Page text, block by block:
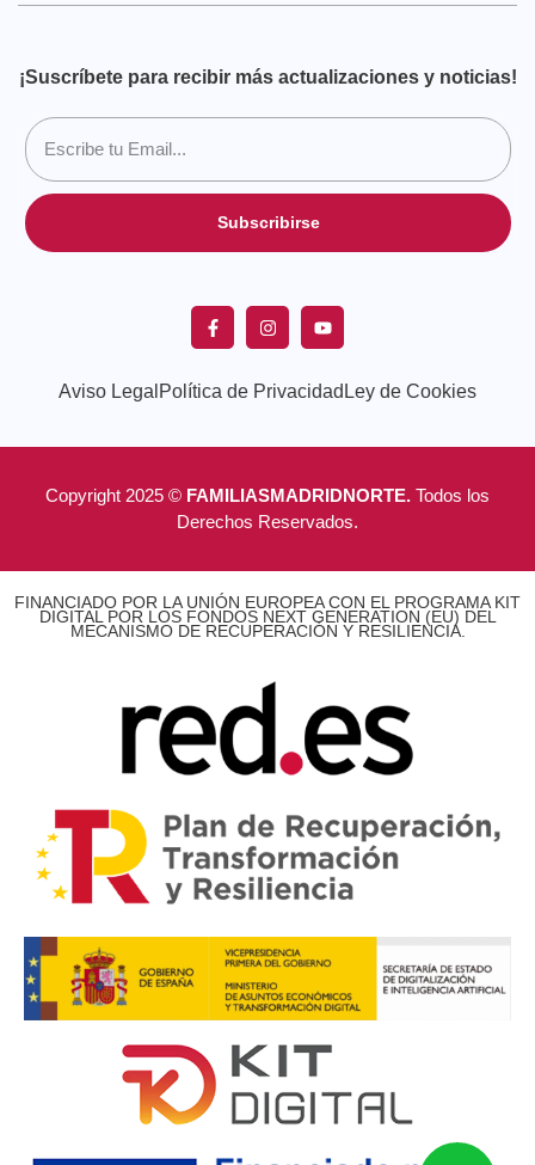
¡Suscríbete para recibir más actualizaciones y noticias!
Subscribirse
Aviso Legal Política de Privacidad Ley de Cookies
Copyright 2025 © FAMILIASMADRIDNORTE. Todos los
Derechos Reservados.
FINANCIADO POR LA UNIÓN EUROPEA CON EL PROGRAMA KIT
DIGITAL POR LOS FONDOS NEXT GENERATION (EU) DEL
MECANISMO DE RECUPERACIÓN Y RESILIENCIA.